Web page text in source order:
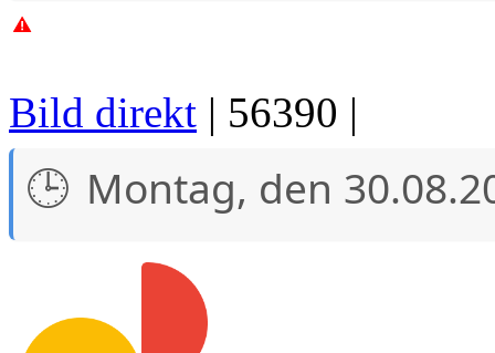
Bild direkt | 56390 |
Montag, den